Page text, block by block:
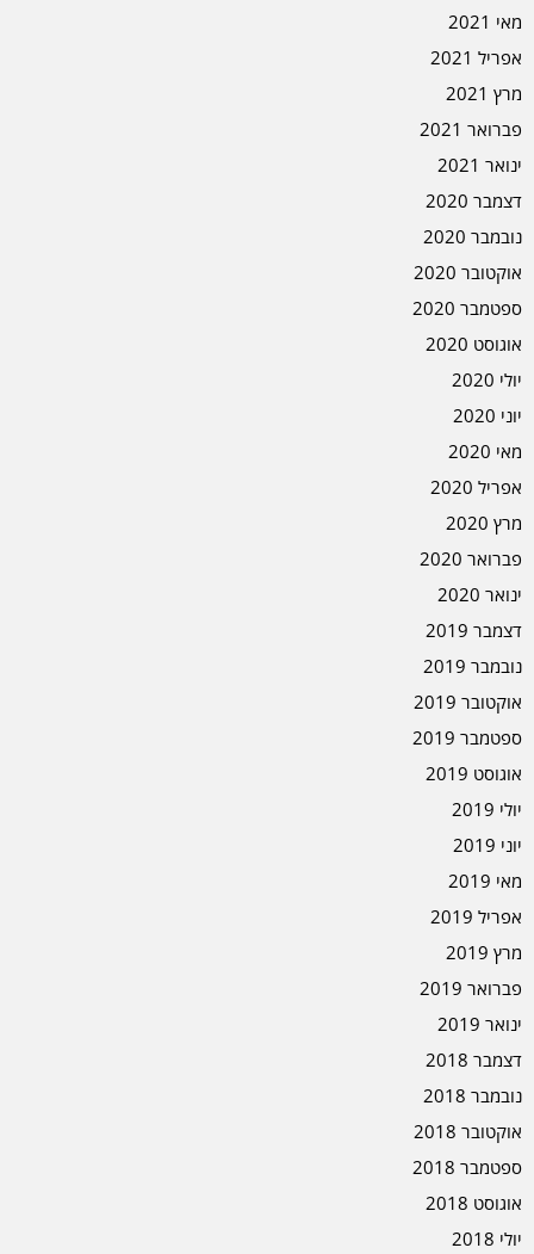
מאי 2021
אפריל 2021
מרץ 2021
פברואר 2021
ינואר 2021
דצמבר 2020
נובמבר 2020
אוקטובר 2020
ספטמבר 2020
אוגוסט 2020
יולי 2020
יוני 2020
מאי 2020
אפריל 2020
מרץ 2020
פברואר 2020
ינואר 2020
דצמבר 2019
נובמבר 2019
אוקטובר 2019
ספטמבר 2019
אוגוסט 2019
יולי 2019
יוני 2019
מאי 2019
אפריל 2019
מרץ 2019
פברואר 2019
ינואר 2019
דצמבר 2018
נובמבר 2018
אוקטובר 2018
ספטמבר 2018
אוגוסט 2018
יולי 2018